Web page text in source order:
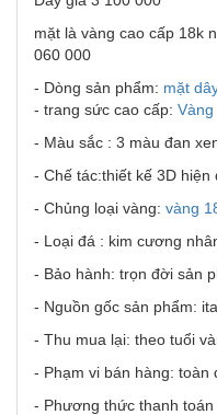
mặt là vàng cao cấp 18k
060 000
- Dòng sản phẩm: mặt
- trang sức cao cấp:
- Màu sắc : 3 màu đan
- Chế tác:thiết kế 3D hiện
- Chủng loại vàng: vàng
- Loại đá : kim cương
- Bảo hành: trọn đời sản
- Nguồn gốc sản phẩm:
- Thu mua lại: theo tuổi
- Phạm vi bán hàng: toàn
- Phương thức thanh